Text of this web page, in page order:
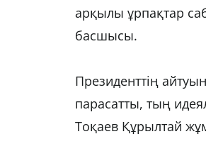
арқылы ұрпақтар
басшысы.
Президенттің
парасатты, тың
Тоқаев Құрылтай